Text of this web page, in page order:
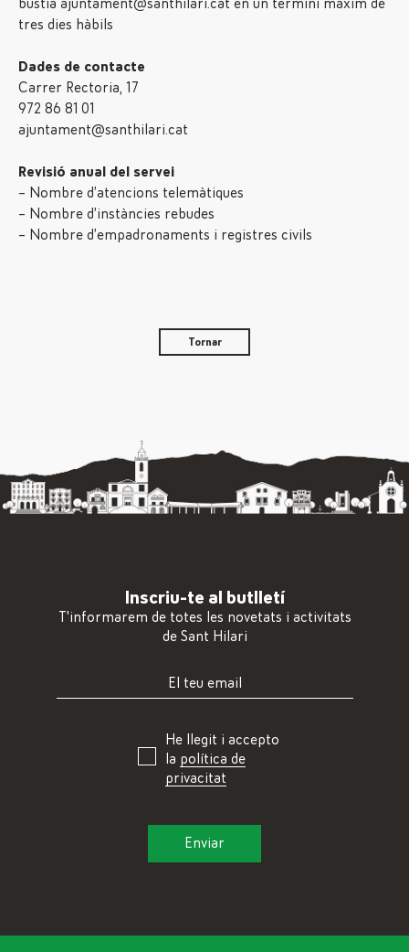
bústia ajuntament@santhilari.cat en un termini màxim de
tres dies hàbils
Dades de contacte
Carrer Rectoria, 17
972 86 81 01
ajuntament@santhilari.cat
Revisió anual del servei
– Nombre d’atencions telemàtiques
– Nombre d’instàncies rebudes
– Nombre d’empadronaments i registres civils
Tornar
Inscriu-te al butlletí
T'informarem de totes les novetats i activitats
de Sant Hilari
He llegit i accepto
la política de
privacitat